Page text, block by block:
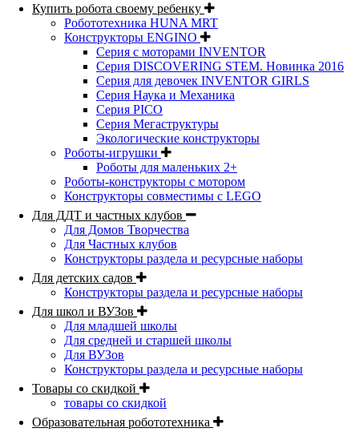
Купить робота своему ребенку
Робототехника HUNA MRT
Конструкторы ENGINO
Серия с моторами INVENTOR
Серия DISCOVERING STEM. Новинка 2016
Серия для девочек INVENTOR GIRLS
Серия Наука и Механика
Серия PICO
Серия Мегаструктуры
Экологические конструкторы
Роботы-игрушки
Роботы для маленьких 2+
Роботы-конструкторы с мотором
Конструкторы совместимы с LEGO
Для ДДТ и частных клубов
Для Домов Творчества
Для Частных клубов
Конструкторы раздела и ресурсные наборы
Для детских садов
Конструкторы раздела и ресурсные наборы
Для школ и ВУЗов
Для младшей школы
Для средней и старшей школы
Для ВУЗов
Конструкторы раздела и ресурсные наборы
Товары со скидкой
товары со скидкой
Образовательная робототехника